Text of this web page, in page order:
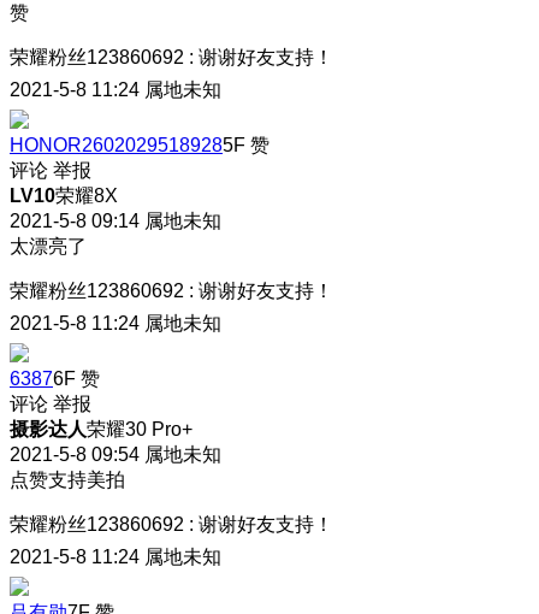
赞
荣耀粉丝123860692 : 谢谢好友支持！
2021-5-8 11:24 属地未知
HONOR26020295189285F 赞
评论 举报
LV10荣耀8X
2021-5-8 09:14 属地未知
太漂亮了
荣耀粉丝123860692 : 谢谢好友支持！
2021-5-8 11:24 属地未知
63876F 赞
评论 举报
摄影达人荣耀30 Pro+
2021-5-8 09:54 属地未知
点赞支持美拍
荣耀粉丝123860692 : 谢谢好友支持！
2021-5-8 11:24 属地未知